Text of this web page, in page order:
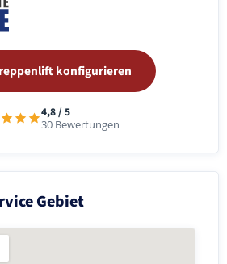
konfigurieren
4,8 / 5
30 Bewertungen
Gebiet